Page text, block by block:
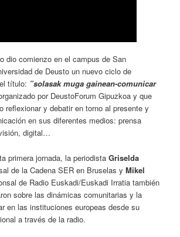
dio comienzo en el campus de San
de Deusto un nuevo ciclo de
título: ”solasak muga gainean-comunicar
por DeustoForum Gipuzkoa y que
reflexionar y debatir en torno al presente y
en sus diferentes medios: prensa
digital…
primera jornada, la periodistaGriselda
de la Cadena SER en Bruselas yMikel
de Radio Euskadi/Euskadi Irratia también
sobre las dinámicas comunitarias y la
en las instituciones europeas desde su
a través de la radio.